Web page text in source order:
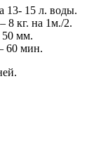
13- 15 л. воды.
8 кг. на 1м./2.
50 мм.
60 мин.